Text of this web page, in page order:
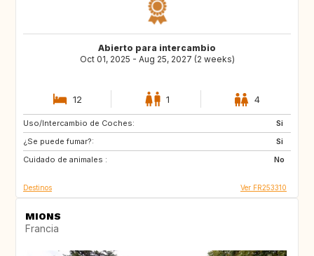
Abierto para intercambio
Oct 01, 2025 - Aug 25, 2027 (2 weeks)
12 1 4
Uso/Intercambio de Coches:
Si
¿Se puede fumar?:
Si
Cuidado de animales :
No
VN
ID
JP
Destinos Ver FR253310
MIONS
Francia